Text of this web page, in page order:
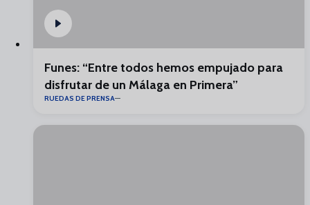
Funes: “Entre todos hemos empujado para
disfrutar de un Málaga en Primera”
RUEDAS DE PRENSA